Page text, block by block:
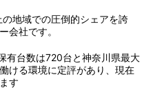
地域での圧倒的シェアを誇
会社です。
有台数は720台と神奈川県最大
ける環境に定評があり、現在
す